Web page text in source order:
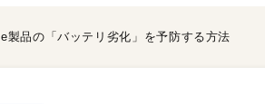
製品の「バッテリ劣化」を予防する方法